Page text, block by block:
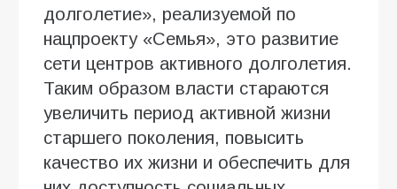
долголетие», реализуемой по
нацпроекту «Семья», это развитие
сети центров активного долголетия.
Таким образом власти стараются
увеличить период активной жизни
старшего поколения, повысить
качество их жизни и обеспечить для